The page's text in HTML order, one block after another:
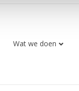
Wat we doen